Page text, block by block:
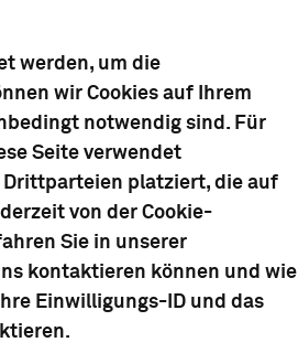
werden, um die
wir Cookies auf Ihrem
notwendig sind. Für
Seite verwendet
Drittparteien platziert, die auf
von der Cookie-
Sie in unserer
kontaktieren können und wie
Einwilligungs-ID und das